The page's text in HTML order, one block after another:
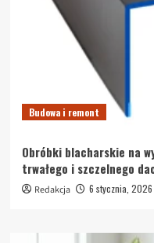
Budowa i remont
Obróbki blacharskie na
trwałego i szczelnego
Redakcja 6 stycznia, 2026